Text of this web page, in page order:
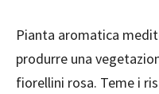
Pianta aromatica
produrre una
fiorellini rosa. Teme i